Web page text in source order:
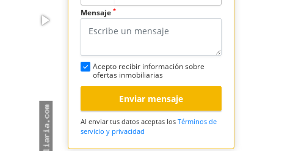
Mensaje *
Acepto recibir información sobre
ofertas inmobiliarias
Enviar mensaje
Al enviar tus datos aceptas los Términos de
servicio y privacidad